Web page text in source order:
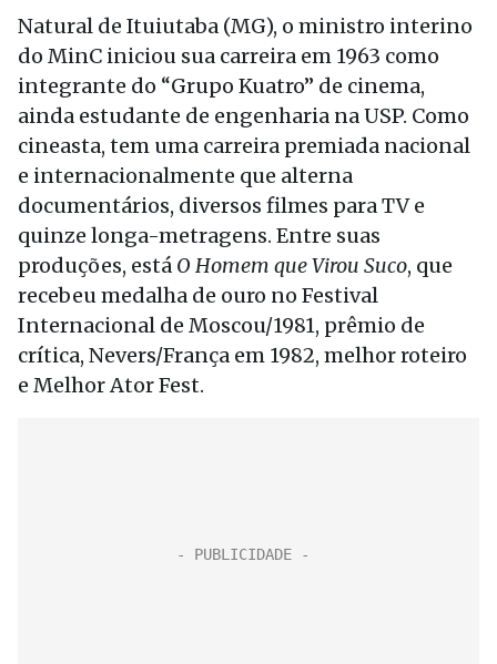
Natural de Ituiutaba (MG), o ministro interino
do MinC iniciou sua carreira em 1963 como
integrante do “Grupo Kuatro” de cinema,
ainda estudante de engenharia na USP. Como
cineasta, tem uma carreira premiada nacional
e internacionalmente que alterna
documentários, diversos filmes para TV e
quinze longa-metragens. Entre suas
produções, está O Homem que Virou Suco, que
recebeu medalha de ouro no Festival
Internacional de Moscou/1981, prêmio de
crítica, Nevers/França em 1982, melhor roteiro
e Melhor Ator Fest.